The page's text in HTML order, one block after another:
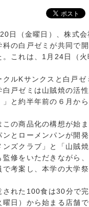
日（金曜日）、株式
科の白戸ゼミが共同で
。これは、1月24日（
クルKサンクスと白戸
白戸ゼミは山賊焼の活
」と約半年前の６月か
この商品化の構想が始
ンとローメンパンが開
ンズクラブ」と「山賊
監修をいただきながら
で考案し、本学の大学
された100食は30分で
曜日）から始まる店舗